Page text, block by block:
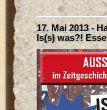
17. Mai 2013 -
Is(s) was?!